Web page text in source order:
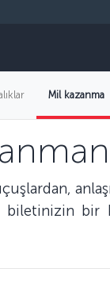
Mil kazanma
bir